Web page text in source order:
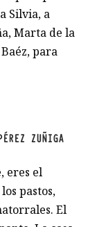
Silvia, a
Marta de la
para
ZUÑIGA
eres el
pastos,
El